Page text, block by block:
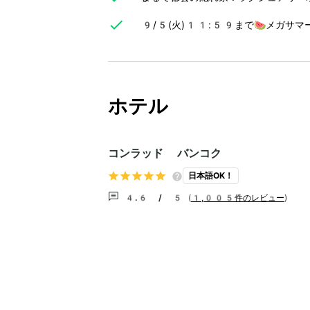
9/5(火)11:59まで🍉メガサマー
ホテル
コンラッド バンコク
日本語OK！
4.6 / 5 ( 1,005件のレビュー)